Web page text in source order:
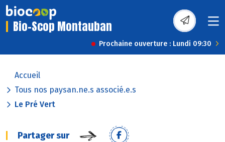
Bio-Scop Montauban
Prochaine ouverture : Lundi 09:30
Accueil
Tous nos paysan.ne.s associé.e.s
Le Pré Vert
Partager sur